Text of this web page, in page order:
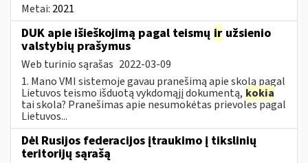
Metai: 2021
DUK apie išieškojimą pagal teismų ir užsienio
valstybių prašymus
Web turinio sąrašas 2022-03-09
1. Mano VMI sistemoje gavau pranešimą apie skolą pagal
Lietuvos teismo išduotą vykdomąjį dokumentą, kokia
tai skola? Pranešimas apie nesumokėtas prievoles pagal
Lietuvos...
Dėl Rusijos federacijos įtraukimo į tikslinių
teritorijų sąrašą